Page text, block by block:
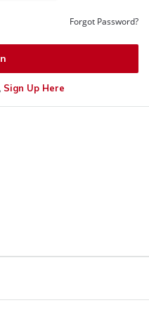
Forgot Password?
Sign Up Here